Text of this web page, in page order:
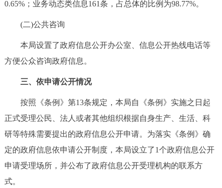
绿色北京
多语种
DEUTSCH FRANÇAIS РУССКИЙ ЯЗЫК
ESPAÑOL العربية PORTUGUÊS
0.65%；业务动态类信息161条，占总体的比例为98.77%。
(二)公共咨询
本局设置了政府信息公开办公室、信息公开热线电话等
方便公众咨询政府信息。
三、依申请公开情况
按照《条例》第13条规定，本局自《条例》实施之日起
正式受理公民、法人或者其他组织根据自身生产、生活、科
研等特殊需要提出的政府信息公开申请。为落实《条例》确
定的政府信息依申请公开制度，本局设立了1个政府信息公开
申请受理场所，并公布了政府信息公开受理机构的联系方
式。